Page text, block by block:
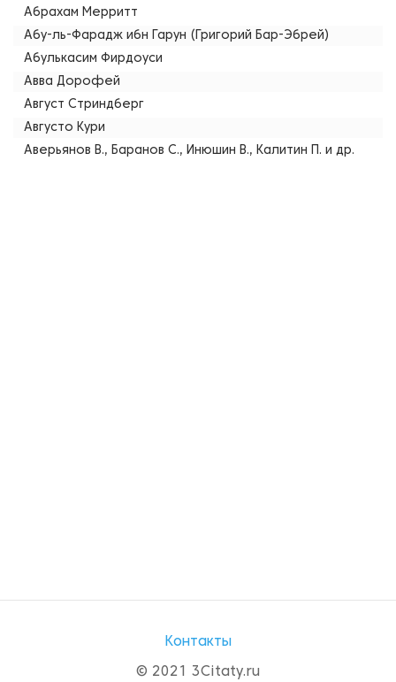
Абрахам Мерритт
Абу-ль-Фарадж ибн Гарун (Григорий Бар-Эбрей)
Абулькасим Фирдоуси
Авва Дорофей
Август Стриндберг
Августо Кури
Аверьянов В., Баранов С., Инюшин В., Калитин П. и др.
Контакты
© 2021 3Citaty.ru